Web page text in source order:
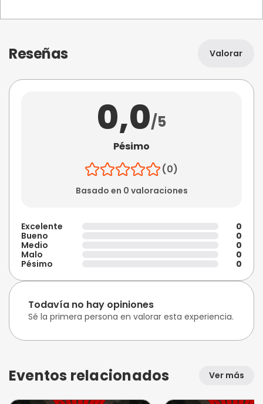
Reseñas Valorar
0,0/5
Pésimo
(0)
Basado en 0 valoraciones
Excelente
0
Bueno
0
Medio
0
Malo
0
Pésimo
0
Todavía no hay opiniones
Sé la primera persona en valorar esta experiencia.
Eventos relacionados Ver más